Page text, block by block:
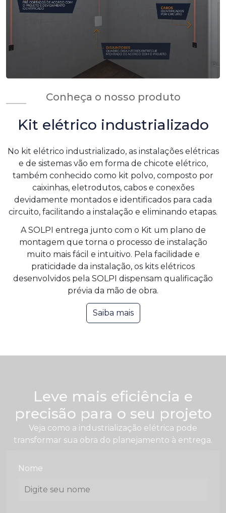
Conheça o nosso produto
Kit elétrico industrializado
No kit elétrico industrializado, as instalações elétricas
e de sistemas vão em forma de chicote elétrico,
também conhecido como kit polvo, composto por
caixinhas, eletrodutos, cabos e conexões
devidamente montados e identificados para cada
circuito, facilitando a instalação e eliminando etapas.
A SOLPI entrega junto com o Kit um plano de
montagem que torna o processo de instalação
muito mais fácil e intuitivo. Pela facilidade e
praticidade da instalação, os kits elétricos
desenvolvidos pela SOLPI dispensam qualificação
prévia da mão de obra.
Saiba mais
Leve mais eficiência e
precisão para o seu projeto
Veja como a industrialização elétrica pode
transformar sua obra do planejamento à entrega.
Nome